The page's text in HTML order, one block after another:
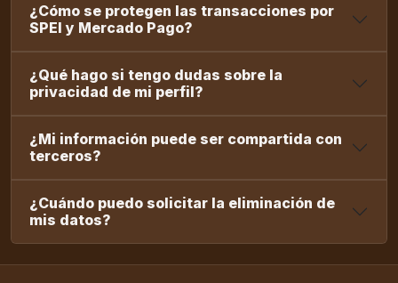
¿Cómo se protegen las transacciones por
SPEI y Mercado Pago?
¿Qué hago si tengo dudas sobre la
privacidad de mi perfil?
¿Mi información puede ser compartida con
terceros?
¿Cuándo puedo solicitar la eliminación de
mis datos?